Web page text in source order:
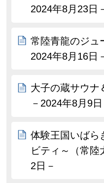
2024年8月23日
常陸青龍のジュ
2024年8月16日
大子の蔵サウナ
－2024年8月9日
体験王国いばら
ビティ～（常陸
2日－